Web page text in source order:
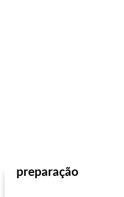
preparação